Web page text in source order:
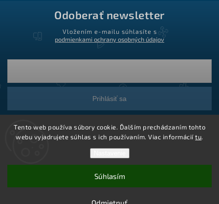
Tento web používa súbory cookie. Ďalším prechádzaním tohto
webu vyjadrujete súhlas s ich používaním. Viac informáciítu.
Súhlasím
Odoberať newsletter
Vložením e-mailu súhlasíte s
podmienkami ochrany osobných údajov
Prihlásiť sa
Vytvoril Shoptet